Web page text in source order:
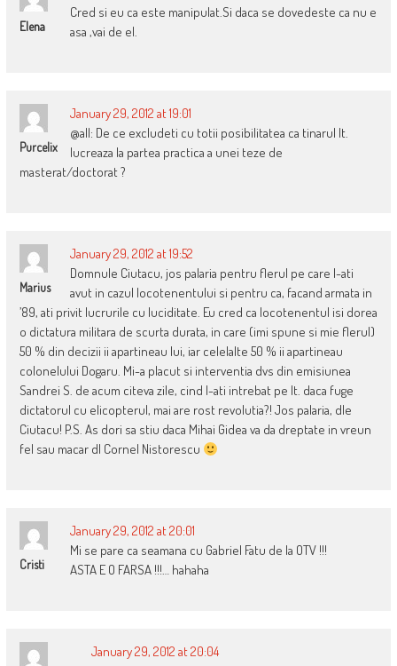
Elena
Cred si eu ca este manipulat.Si daca se dovedeste ca nu e
asa ,vai de el.
Purcelix
January 29, 2012 at 19:01
@all: De ce excludeti cu totii posibilitatea ca tinarul lt.
lucreaza la partea practica a unei teze de
masterat/doctorat ?
Marius
January 29, 2012 at 19:52
Domnule Ciutacu, jos palaria pentru flerul pe care l-ati
avut in cazul locotenentului si pentru ca, facand armata in
’89, ati privit lucrurile cu luciditate. Eu cred ca locotenentul isi dorea
o dictatura militara de scurta durata, in care (imi spune si mie flerul)
50 % din decizii ii apartineau lui, iar celelalte 50 % ii apartineau
colonelului Dogaru. Mi-a placut si interventia dvs din emisiunea
Sandrei S. de acum citeva zile, cind l-ati intrebat pe lt. daca fuge
dictatorul cu elicopterul, mai are rost revolutia?! Jos palaria, dle
Ciutacu! P.S. As dori sa stiu daca Mihai Gidea va da dreptate in vreun
fel sau macar dl Cornel Nistorescu
Cristi
January 29, 2012 at 20:01
Mi se pare ca seamana cu Gabriel Fatu de la OTV !!!
ASTA E O FARSA !!!… hahaha
January 29, 2012 at 20:04